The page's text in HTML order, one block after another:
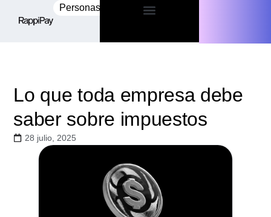
Personas Empresas
Lo que toda empresa debe
saber sobre impuestos
28 julio, 2025